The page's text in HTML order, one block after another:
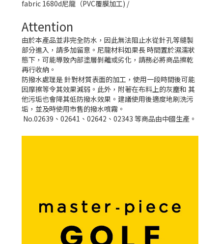
fabric 1680d尼龍（PVC覆膜加工) /
Attention
由於本產品並非完全防水，因此無法阻止水從針孔等縫製
部分進入，請多加留意。尼龍材料如果長 時間置於濕濡狀
態下，可能導致內部塗層剝離或劣化，請務必將商品擦乾
再行收納。
防撥水處理是 針對材質表面的加工，使用一段時間後可能
因摩擦等令其效果減弱。此外，附著在布料上的灰塵和 其
他污垢也會降其低防撥水效果。建議使用後適度地刷洗污
垢，並及時使用市售的撥水噴霧。
No.02639、02641、02642、02343 等商品由中國生產。